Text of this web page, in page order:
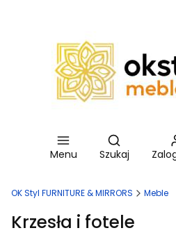
Menu
Otwórz
Szukaj
OK Styl FURNITURE & MIRRORS Meble
Krzesła i fotele